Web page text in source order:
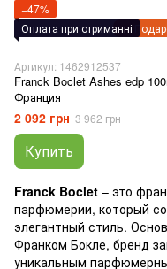
−47%
Оплата при отриманні
Артикул: 1462912537
Franck Boclet Ashes edp
Франция
2 092 грн 3 962 грн
Купить
Franck Boclet – это
парфюмерии, который
элегантный стиль.
Франком Бокле, бренд
уникальным